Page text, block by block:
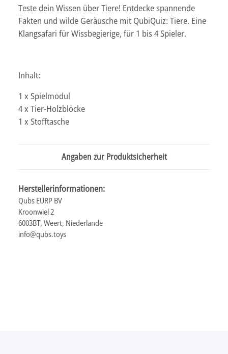
Teste dein Wissen über Tiere! Entdecke spannende
Fakten und wilde Geräusche mit QubiQuiz: Tiere. Eine
Klangsafari für Wissbegierige, für 1 bis 4 Spieler.
Inhalt:
1 x Spielmodul
4 x Tier-Holzblöcke
1 x Stofftasche
Angaben zur Produktsicherheit
Herstellerinformationen:
Qubs EURP BV
Kroonwiel 2
6003BT, Weert, Niederlande
info@qubs.toys